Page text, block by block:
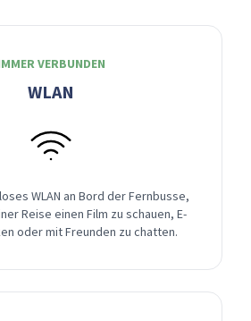
VERBUNDEN
WLAN
WLAN an Bord der Fernbusse,
Reise einen Film zu schauen, E-
oder mit Freunden zu chatten.